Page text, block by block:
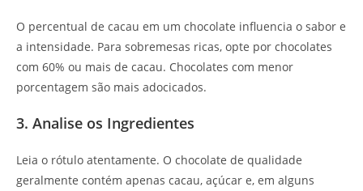
O percentual de cacau em um chocolate influencia o sabor e
a intensidade. Para sobremesas ricas, opte por chocolates
com 60% ou mais de cacau. Chocolates com menor
porcentagem são mais adocicados.
3. Analise os Ingredientes
Leia o rótulo atentamente. O chocolate de qualidade
geralmente contém apenas cacau, açúcar e, em alguns